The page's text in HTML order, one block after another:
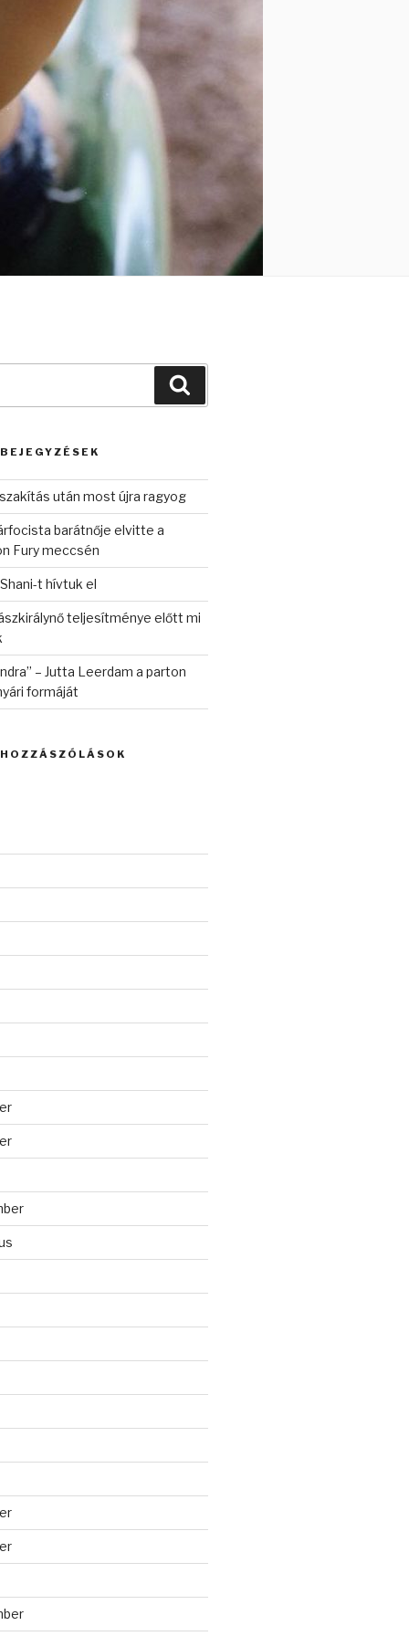
után most újra ragyog
barátnője elvitte a
Fury meccsén
t hívtuk el
teljesítménye előtt mi
– Jutta Leerdam a parton
formáját